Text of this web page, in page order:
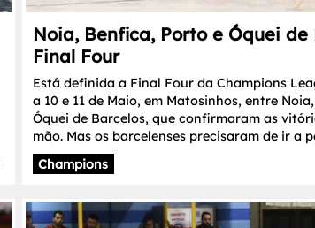
Noia, Benfica, Porto e Óquei de
Final Four
Está definida a Final Four da Champions
a 10 e 11 de Maio, em Matosinhos, entre
Óquei de Barcelos, que confirmaram as
mão. Mas os barcelenses precisaram de ir a
Champions